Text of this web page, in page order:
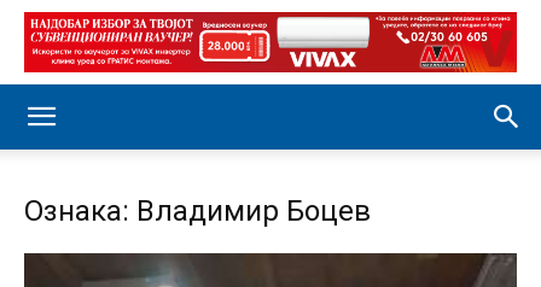
Ознака: Владимир Боцев